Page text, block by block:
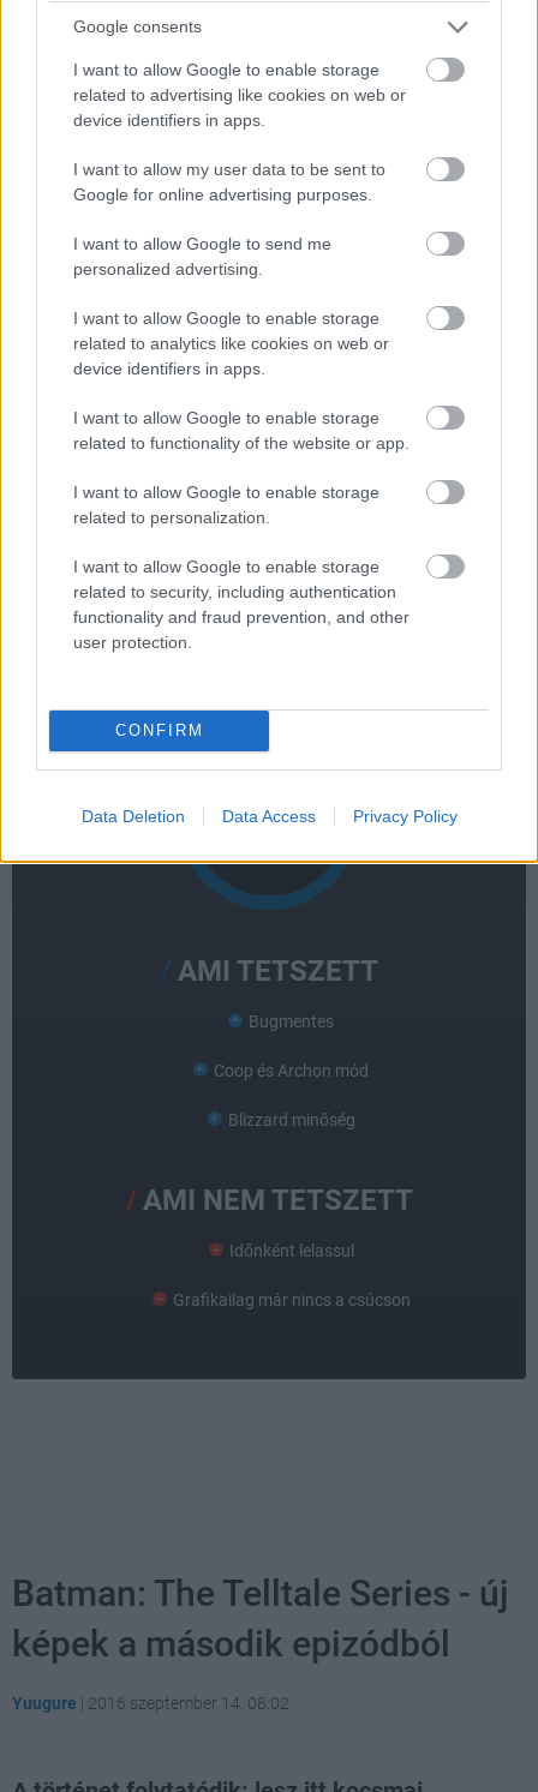
Google consents
I want to allow Google to enable storage
related to advertising like cookies on web or
device identifiers in apps.
I want to allow my user data to be sent to
Google for online advertising purposes.
I want to allow Google to send me
personalized advertising.
I want to allow Google to enable storage
related to analytics like cookies on web or
device identifiers in apps.
I want to allow Google to enable storage
related to functionality of the website or app.
I want to allow Google to enable storage
related to personalization.
I want to allow Google to enable storage
related to security, including authentication
functionality and fraud prevention, and other
user protection.
CONFIRM
Data Deletion Data Access Privacy Policy
hogy legfeljebb 10 mutátor aktiválásával saját co-op
kihívásokat hozzunk létre. A változások
teljes listáját
találjátok, van még minek örülni.
SMASH by Meló-Diák: Homok, zene és a nyár legjobb
Július végén folytatódik a balatoni strandröplabda-
sorozat.
StarCraft 2: Legacy of the
Void
Visszaállt a rend a galaxisban, jöhet a következő
AMI TETSZETT
Bugmentes
Coop és Archon mód
Blizzard minőség
AMI NEM TETSZETT
Időnként lelassul
Grafikailag már nincs a csúcson
Batman: The Telltale Series - új
képek a második epizódból
Yuugure | 2016 szeptember 14. 08:02